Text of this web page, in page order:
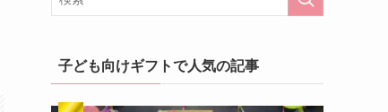
子ども向けギフトで人気の記事